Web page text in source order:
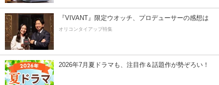
『VIVANT』限定ウオッチ、プロデューサーの感想は
オリコンタイアップ特集
2026年7月夏ドラマも、注目作＆話題作が勢ぞろい！